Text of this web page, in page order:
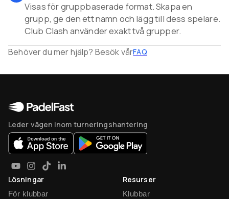
Visas för gruppbaserade format. Skapa en
grupp, ge den ett namn och lägg till dess spelare.
Club Clash använder exakt två grupper.
Behöver du mer hjälp? Besök vårFAQ
Leder vägen inom turneringshantering
Lösningar
För klubbar
Resurser
Klubbar